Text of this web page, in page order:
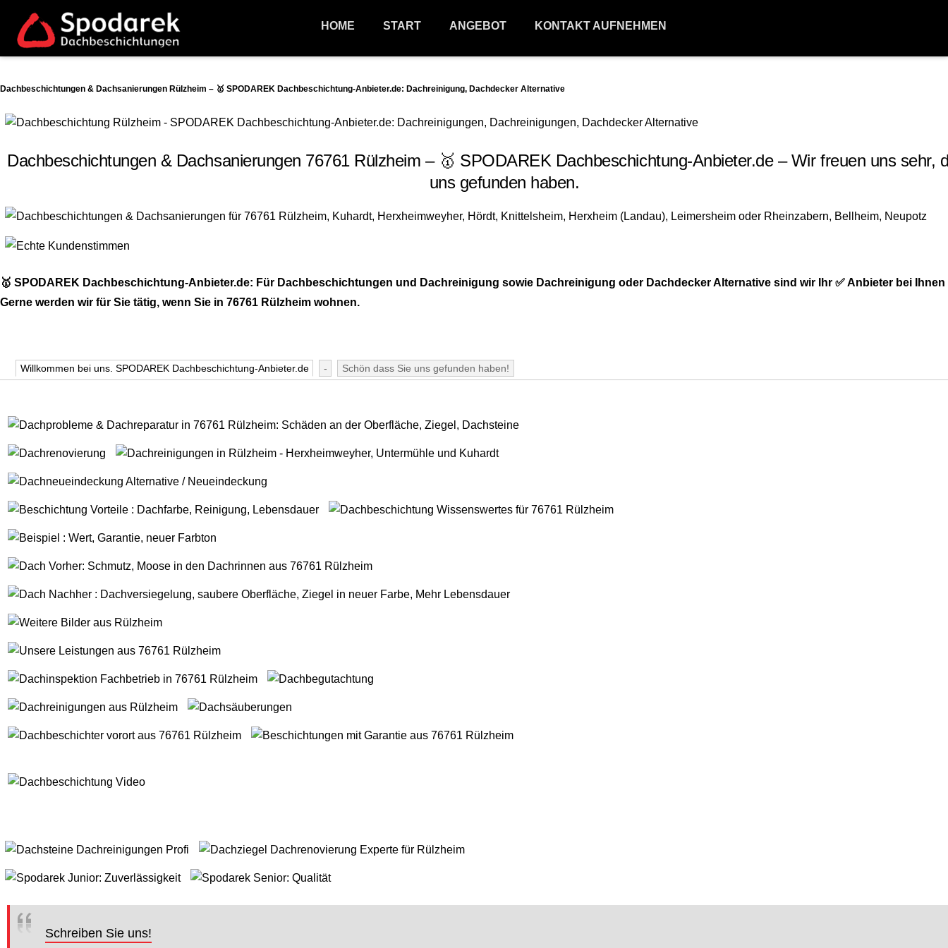
HOME START ANGEBOT KONTAKT AUFNEHMEN
Dachbeschichtungen & Dachsanierungen Rülzheim – 🥇 SPODAREK Dachbeschichtung-Anbieter.de: Dachreinigung, Dachdecker Alternative
Dachbeschichtungen & Dachsanierungen 76761 Rülzheim – 🥇 SPODAREK Dachbeschichtung-Anbieter.de – Wir freuen uns sehr,
uns gefunden haben.
🥇 SPODAREK Dachbeschichtung-Anbieter.de: Für Dachbeschichtungen und Dachreinigung sowie Dachreinigung oder Dachdecker Alternative sind wir Ihr ✅ Anbieter bei
Gerne werden wir für Sie tätig, wenn Sie in 76761 Rülzheim wohnen.
Willkommen bei uns. SPODAREK Dachbeschichtung-Anbieter.de - Schön dass Sie uns gefunden haben!
Schreiben Sie uns!